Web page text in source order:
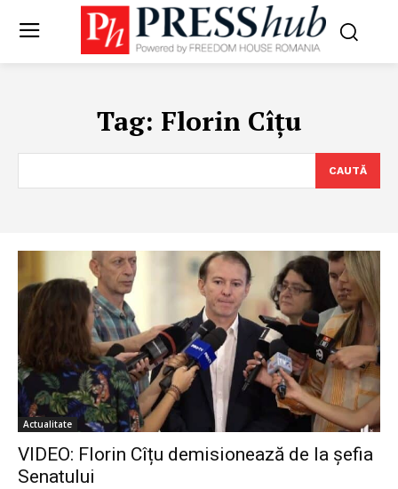
Tag: Florin Cîțu
CAUTĂ
Actualitate
VIDEO: Florin Cîțu demisionează de la șefia
Senatului